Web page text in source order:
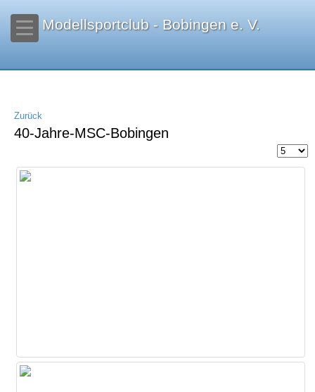
Modellsportclub - Bobingen e. V.
Zurück
40-Jahre-MSC-Bobingen